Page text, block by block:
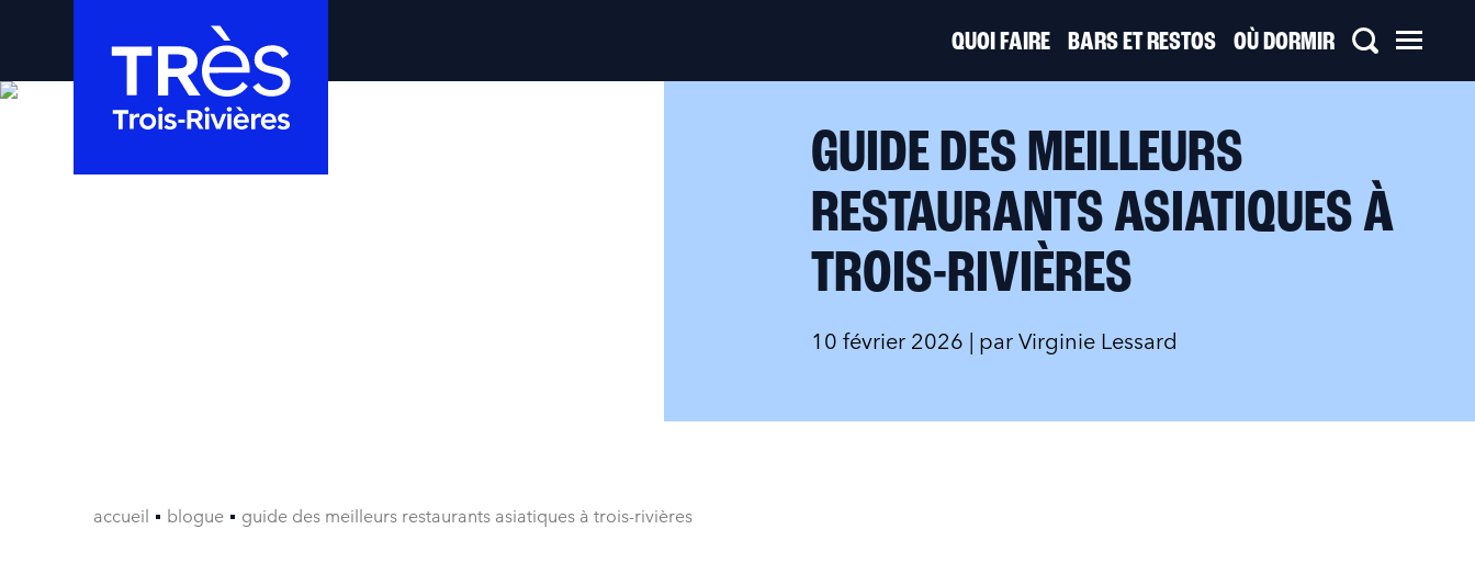
QUOI FAIRE BARS ET RESTOS OÙ DORMIR
GUIDE DES MEILLEURS
RESTAURANTS ASIATIQUES À
TROIS-RIVIÈRES
10 février 2026 | parVirginie Lessard
accueil blogue guide des meilleurs restaurants asiatiques à trois-rivières